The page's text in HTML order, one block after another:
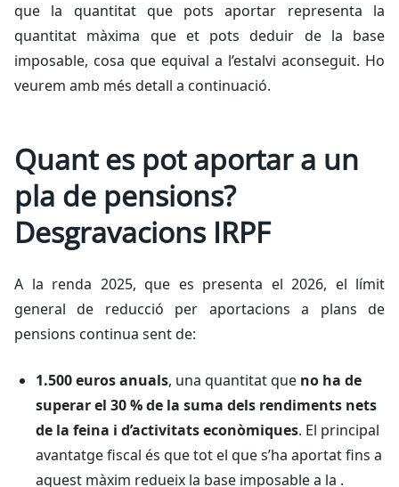
que la quantitat que pots aportar representa la
quantitat màxima que et pots deduir de la base
imposable, cosa que equival a l’estalvi aconseguit. Ho
veurem amb més detall a continuació.
Quant es pot aportar a un
pla de pensions?
Desgravacions IRPF
A la renda 2025, que es presenta el 2026, el límit
general de reducció per aportacions a plans de
pensions continua sent de:
1.500 euros anuals, una quantitat que no ha de
superar el 30 % de la suma dels rendiments nets
de la feina i d’activitats econòmiques. El principal
avantatge fiscal és que tot el que s’ha aportat fins a
aquest màxim redueix la base imposable a la .